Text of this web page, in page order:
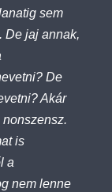
sem
De jaj annak,
De
Akár
is
a
nem lenne